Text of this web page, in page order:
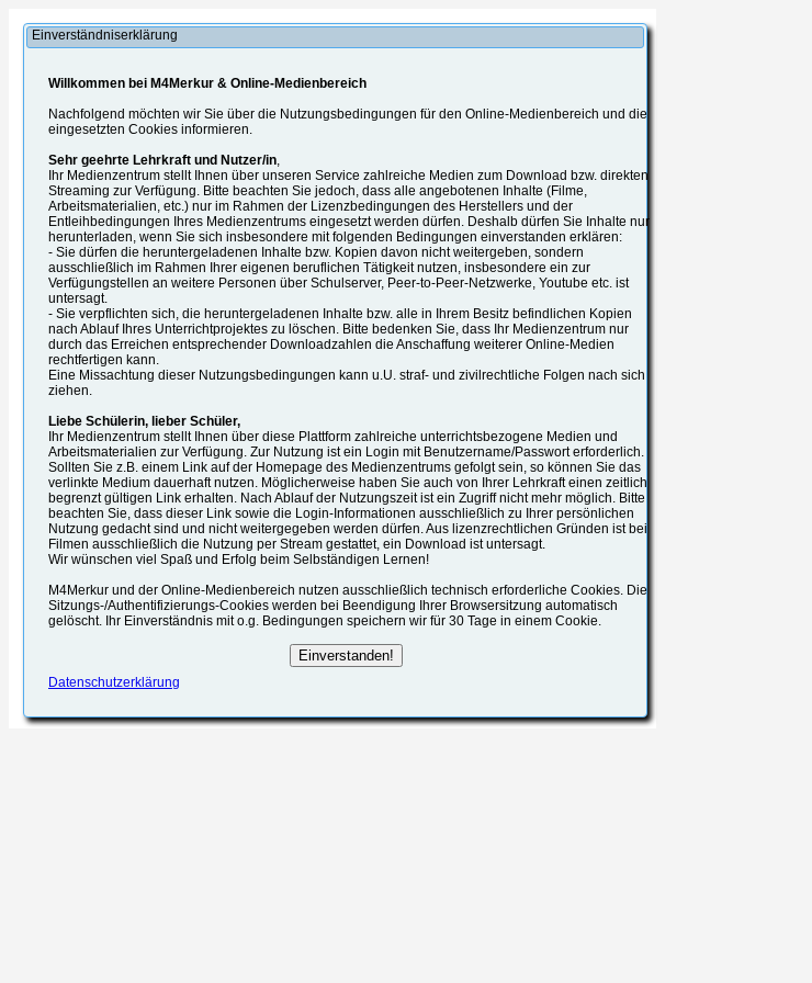
Einverständniserklärung
Willkommen bei M4Merkur & Online-Medienbereich
Nachfolgend möchten wir Sie über die Nutzungsbedingungen für den Online-Medienbereich und die
eingesetzten Cookies informieren.
Sehr geehrte Lehrkraft und Nutzer/in,
Ihr Medienzentrum stellt Ihnen über unseren Service zahlreiche Medien zum Download bzw. direkten
Streaming zur Verfügung. Bitte beachten Sie jedoch, dass alle angebotenen Inhalte (Filme,
Arbeitsmaterialien, etc.) nur im Rahmen der Lizenzbedingungen des Herstellers und der
Entleihbedingungen Ihres Medienzentrums eingesetzt werden dürfen. Deshalb dürfen Sie Inhalte nur
herunterladen, wenn Sie sich insbesondere mit folgenden Bedingungen einverstanden erklären:
- Sie dürfen die heruntergeladenen Inhalte bzw. Kopien davon nicht weitergeben, sondern
ausschließlich im Rahmen Ihrer eigenen beruflichen Tätigkeit nutzen, insbesondere ein zur
Verfügungstellen an weitere Personen über Schulserver, Peer-to-Peer-Netzwerke, Youtube etc. ist
untersagt.
- Sie verpflichten sich, die heruntergeladenen Inhalte bzw. alle in Ihrem Besitz befindlichen Kopien
nach Ablauf Ihres Unterrichtprojektes zu löschen. Bitte bedenken Sie, dass Ihr Medienzentrum nur
durch das Erreichen entsprechender Downloadzahlen die Anschaffung weiterer Online-Medien
rechtfertigen kann.
Eine Missachtung dieser Nutzungsbedingungen kann u.U. straf- und zivilrechtliche Folgen nach sich
ziehen.
Liebe Schülerin, lieber Schüler,
Ihr Medienzentrum stellt Ihnen über diese Plattform zahlreiche unterrichtsbezogene Medien und
Arbeitsmaterialien zur Verfügung. Zur Nutzung ist ein Login mit Benutzername/Passwort erforderlich.
Sollten Sie z.B. einem Link auf der Homepage des Medienzentrums gefolgt sein, so können Sie das
verlinkte Medium dauerhaft nutzen. Möglicherweise haben Sie auch von Ihrer Lehrkraft einen zeitlich
begrenzt gültigen Link erhalten. Nach Ablauf der Nutzungszeit ist ein Zugriff nicht mehr möglich. Bitte
beachten Sie, dass dieser Link sowie die Login-Informationen ausschließlich zu Ihrer persönlichen
Nutzung gedacht sind und nicht weitergegeben werden dürfen. Aus lizenzrechtlichen Gründen ist bei
Filmen ausschließlich die Nutzung per Stream gestattet, ein Download ist untersagt.
Wir wünschen viel Spaß und Erfolg beim Selbständigen Lernen!
M4Merkur und der Online-Medienbereich nutzen ausschließlich technisch erforderliche Cookies. Die
Sitzungs-/Authentifizierungs-Cookies werden bei Beendigung Ihrer Browsersitzung automatisch
gelöscht. Ihr Einverständnis mit o.g. Bedingungen speichern wir für 30 Tage in einem Cookie.
Datenschutzerklärung